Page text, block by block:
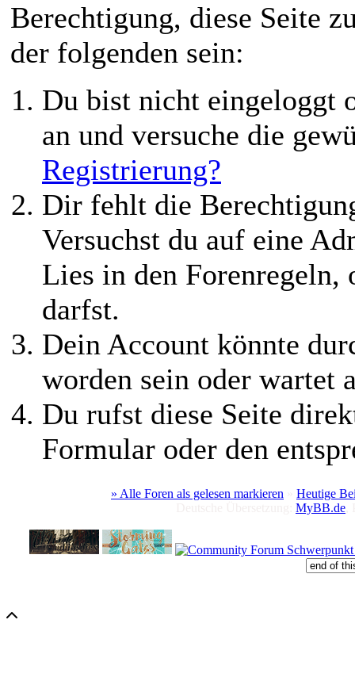
Berechtigung, diese Seite
der folgenden sein:
Du bist nicht eingeloggt
an und versuche die
Registrierung?
Dir fehlt die
Versuchst du auf eine
Lies in den Forenregeln,
darfst.
Dein Account könnte
worden sein oder wartet
Du rufst diese Seite
Formular oder den
» Alle Foren als gelesen markieren
Heutige
MyBB.de